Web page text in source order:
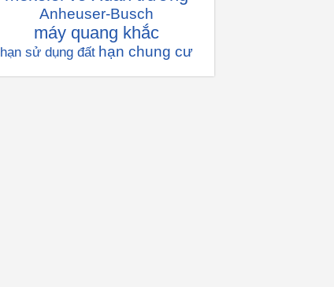
Anheuser-Busch
máy quang khắc
hạn sử dụng đất hạn chung cư